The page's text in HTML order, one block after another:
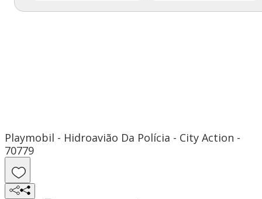
Playmobil - Hidroavião Da Polícia - City Action -
70779